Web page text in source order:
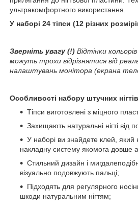
ультракомфортного використання.
У наборі 24 тіпси (12 різних
Зверніть увагу (!) Відтінки
можуть трохи відрізнятися від
налаштувань монітора (екрана
Особливості набору штучних
Тіпси виготовлені з міцного
Захищають натуральні нігті від
У наборі ви знайдете клей, який
накладну систему якомога довше
Стильний дизайн і
візуально подовжують пальці;
Підходять для регулярного
шкоди натуральним нігтям;